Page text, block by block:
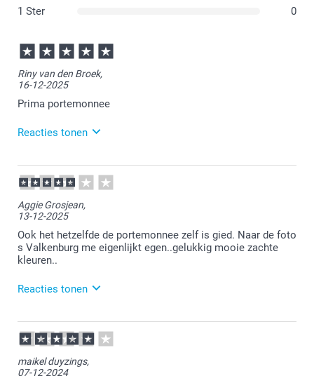
1 Ster
0
Riny van den Broek,
16-12-2025
Prima portemonnee
Reacties tonen
16-12-2025
13:01
Veel plezier van de portemonnee
Aggie Grosjean,
13-12-2025
Ook het hetzelfde de portemonnee zelf is gied. Naar de foto
s Valkenburg me eigenlijkt egen..gelukkig mooie zachte
kleuren..
Reacties tonen
16-12-2025
13:09
Bedankt voor je bericht.
maikel duyzings,
07-12-2024